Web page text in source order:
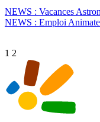
NEWS : Vacances
NEWS : Emploi
1 2